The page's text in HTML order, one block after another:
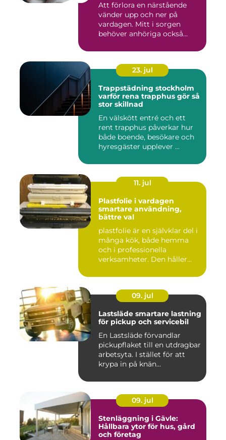
Att förlora en närstående
vänder upp och ner på
vardagen. Mitt i sorgen
behöver anhöriga också
23. jul
Trappstädning stockholm
varför rena trapphus gör så
stor skillnad
En välskött entré och ett
rent trapphus påverkar hur
både boende, besökare och
hyresgäster upplever ...
11. jul
Plastfolie i vardagen
smartare användning,
bättre val
plastfolie är en självklar del i
många kök, både hemma
och i professionella
verksamheter. Den håller...
09. jul
Lastsläde smartare lastning
för pickup och servicebil
En Lastsläde förvandlar
pickupflaket till en utdragbar
arbetsyta. I stället för att
krypa in på knän...
09. jul
Stenläggning i Gävle:
Hållbara ytor för hus, gård
och företag